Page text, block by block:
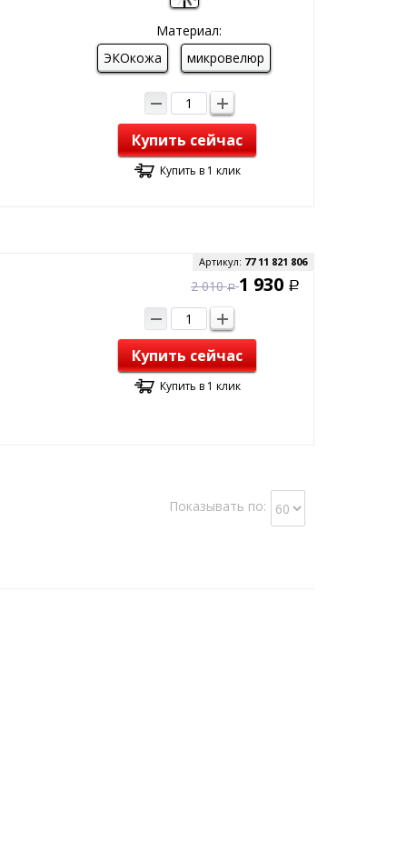
Материал:
ЭКОкожа
микровелюр
Купить сейчас
Купить в 1 клик
Артикул: 77 11 821 806
2 010 Р 1 930 Р
Купить сейчас
Купить в 1 клик
Показывать по: